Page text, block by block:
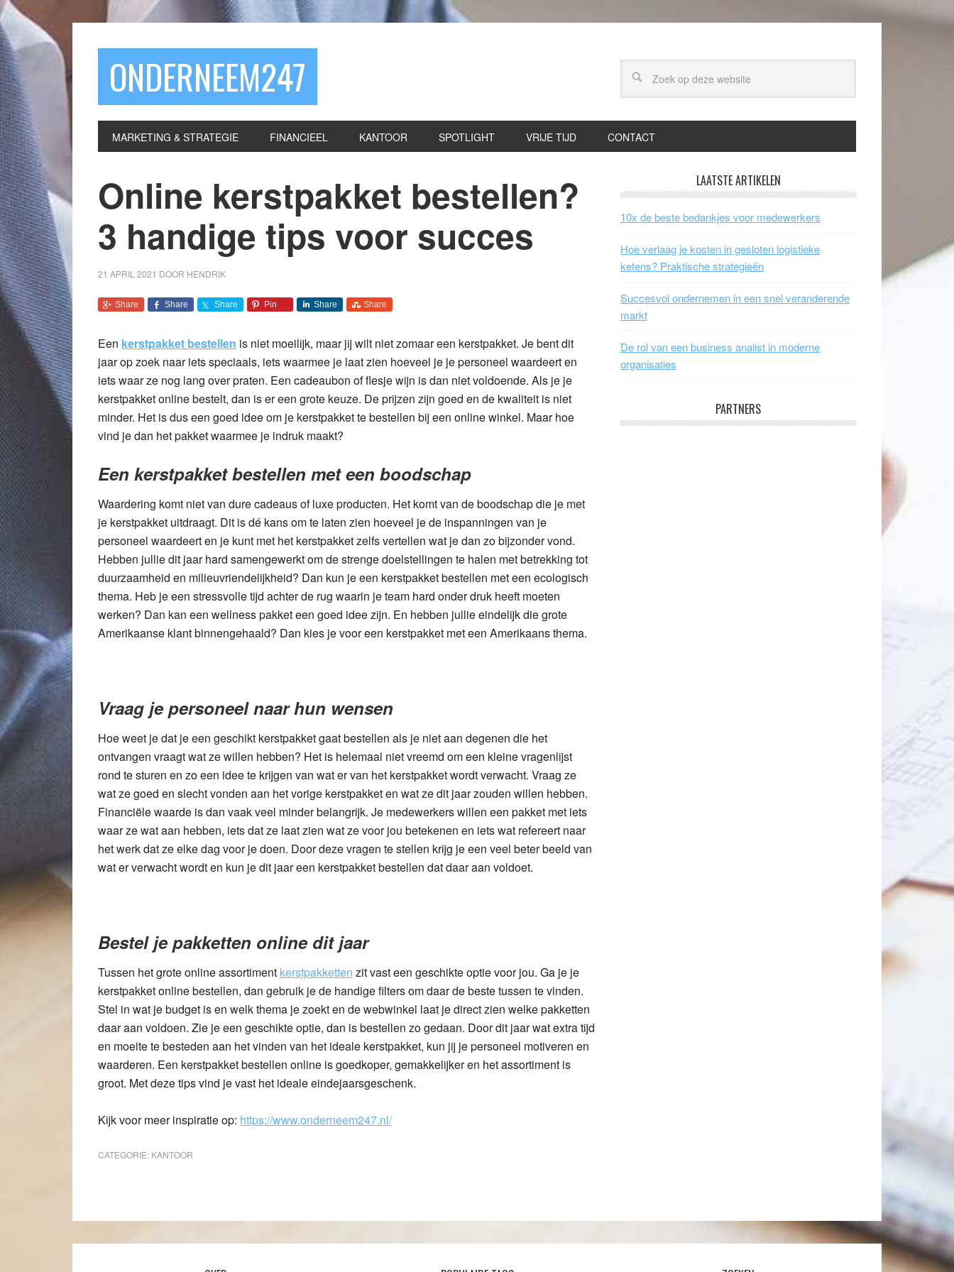
ONDERNEEM247
MARKETING & STRATEGIE FINANCIEEL KANTOOR SPOTLIGHT VRIJE TIJD CONTACT
Online kerstpakket bestellen?
3 handige tips voor succes
21 APRIL 2021 DOOR HENDRIK
Share Share Share Pin Share Share
Een kerstpakket bestellen is niet moeilijk, maar jij wilt niet zomaar een kerstpakket. Je bent dit
jaar op zoek naar iets speciaals, iets waarmee je laat zien hoeveel je je personeel waardeert en
iets waar ze nog lang over praten. Een cadeaubon of flesje wijn is dan niet voldoende. Als je je
kerstpakket online bestelt, dan is er een grote keuze. De prijzen zijn goed en de kwaliteit is niet
minder. Het is dus een goed idee om je kerstpakket te bestellen bij een online winkel. Maar hoe
vind je dan het pakket waarmee je indruk maakt?
Een kerstpakket bestellen met een boodschap
Waardering komt niet van dure cadeaus of luxe producten. Het komt van de boodschap die je met
je kerstpakket uitdraagt. Dit is dé kans om te laten zien hoeveel je de inspanningen van je
personeel waardeert en je kunt met het kerstpakket zelfs vertellen wat je dan zo bijzonder vond.
Hebben jullie dit jaar hard samengewerkt om de strenge doelstellingen te halen met betrekking tot
duurzaamheid en milieuvriendelijkheid? Dan kun je een kerstpakket bestellen met een ecologisch
thema. Heb je een stressvolle tijd achter de rug waarin je team hard onder druk heeft moeten
werken? Dan kan een wellness pakket een goed idee zijn. En hebben jullie eindelijk die grote
Amerikaanse klant binnengehaald? Dan kies je voor een kerstpakket met een Amerikaans thema.
Vraag je personeel naar hun wensen
Hoe weet je dat je een geschikt kerstpakket gaat bestellen als je niet aan degenen die het
ontvangen vraagt wat ze willen hebben? Het is helemaal niet vreemd om een kleine vragenlijst
rond te sturen en zo een idee te krijgen van wat er van het kerstpakket wordt verwacht. Vraag ze
wat ze goed en slecht vonden aan het vorige kerstpakket en wat ze dit jaar zouden willen hebben.
Financiële waarde is dan vaak veel minder belangrijk. Je medewerkers willen een pakket met iets
waar ze wat aan hebben, iets dat ze laat zien wat ze voor jou betekenen en iets wat refereert naar
het werk dat ze elke dag voor je doen. Door deze vragen te stellen krijg je een veel beter beeld van
wat er verwacht wordt en kun je dit jaar een kerstpakket bestellen dat daar aan voldoet.
Bestel je pakketten online dit jaar
Tussen het grote online assortiment kerstpakketten zit vast een geschikte optie voor jou. Ga je je
kerstpakket online bestellen, dan gebruik je de handige filters om daar de beste tussen te vinden.
Stel in wat je budget is en welk thema je zoekt en de webwinkel laat je direct zien welke pakketten
daar aan voldoen. Zie je een geschikte optie, dan is bestellen zo gedaan. Door dit jaar wat extra tijd
en moeite te besteden aan het vinden van het ideale kerstpakket, kun jij je personeel motiveren en
waarderen. Een kerstpakket bestellen online is goedkoper, gemakkelijker en het assortiment is
groot. Met deze tips vind je vast het ideale eindejaarsgeschenk.
Kijk voor meer inspiratie op: https://www.onderneem247.nl/
CATEGORIE: KANTOOR
LAATSTE ARTIKELEN
10x de beste bedankjes voor medewerkers
Hoe verlaag je kosten in gesloten logistieke
ketens? Praktische strategieën
Succesvol ondernemen in een snel veranderende
markt
De rol van een business analist in moderne
organisaties
PARTNERS